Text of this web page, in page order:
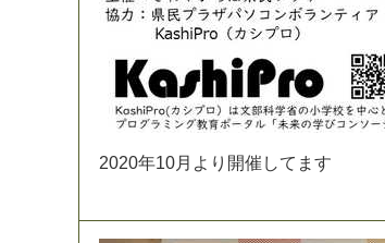
2020年10月 よ り 開催 して ま す